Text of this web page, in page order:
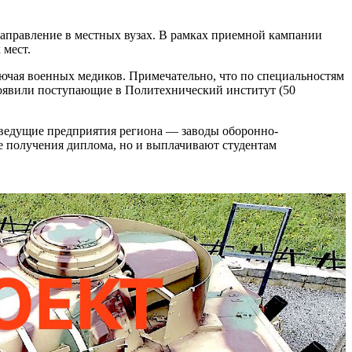
в местных вузах. В рамках приемной кампании
военных медиков. Примечательно, что по специальностям
поступающие в Политехнический институт (50
предприятия региона — заводы оборонно-
диплома, но и выплачивают студентам